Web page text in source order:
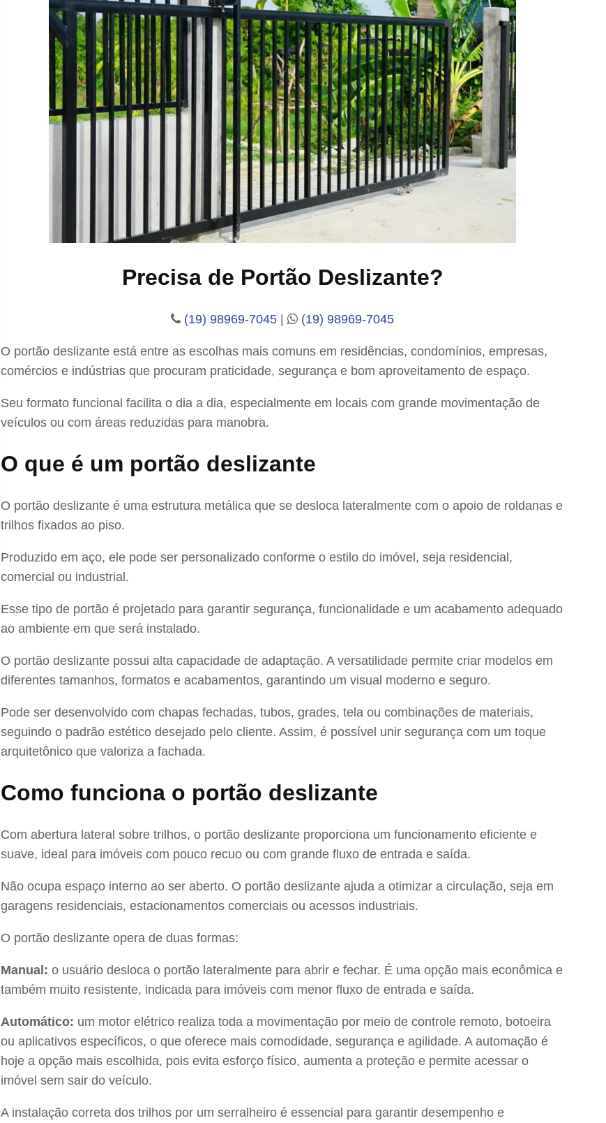
Precisa de Portão Deslizante?
(19) 98969-7045 | (19) 98969-7045
O portão deslizante está entre as escolhas mais comuns em residências, condomínios, empresas,
comércios e indústrias que procuram praticidade, segurança e bom aproveitamento de espaço.
Seu formato funcional facilita o dia a dia, especialmente em locais com grande movimentação de
veículos ou com áreas reduzidas para manobra.
O que é um portão deslizante
O portão deslizante é uma estrutura metálica que se desloca lateralmente com o apoio de roldanas e
trilhos fixados ao piso.
Produzido em aço, ele pode ser personalizado conforme o estilo do imóvel, seja residencial,
comercial ou industrial.
Esse tipo de portão é projetado para garantir segurança, funcionalidade e um acabamento adequado
ao ambiente em que será instalado.
O portão deslizante possui alta capacidade de adaptação. A versatilidade permite criar modelos em
diferentes tamanhos, formatos e acabamentos, garantindo um visual moderno e seguro.
Pode ser desenvolvido com chapas fechadas, tubos, grades, tela ou combinações de materiais,
seguindo o padrão estético desejado pelo cliente. Assim, é possível unir segurança com um toque
arquitetônico que valoriza a fachada.
Como funciona o portão deslizante
Com abertura lateral sobre trilhos, o portão deslizante proporciona um funcionamento eficiente e
suave, ideal para imóveis com pouco recuo ou com grande fluxo de entrada e saída.
Não ocupa espaço interno ao ser aberto. O portão deslizante ajuda a otimizar a circulação, seja em
garagens residenciais, estacionamentos comerciais ou acessos industriais.
O portão deslizante opera de duas formas:
Manual: o usuário desloca o portão lateralmente para abrir e fechar. É uma opção mais econômica e
também muito resistente, indicada para imóveis com menor fluxo de entrada e saída.
Automático: um motor elétrico realiza toda a movimentação por meio de controle remoto, botoeira
ou aplicativos específicos, o que oferece mais comodidade, segurança e agilidade. A automação é
hoje a opção mais escolhida, pois evita esforço físico, aumenta a proteção e permite acessar o
imóvel sem sair do veículo.
A instalação correta dos trilhos por um serralheiro é essencial para garantir desempenho e